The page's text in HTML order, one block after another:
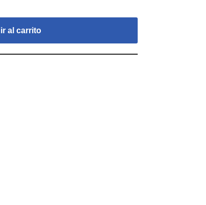
al carrito